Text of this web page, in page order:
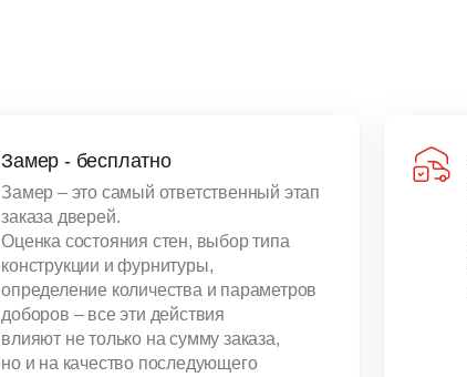
Замер - бесплатно
Замер – это самый ответственный этап
заказа дверей.
Оценка состояния стен, выбор типа
конструкции и фурнитуры,
определение количества и параметров
доборов – все эти действия
влияют не только на сумму заказа,
но и на качество последующего